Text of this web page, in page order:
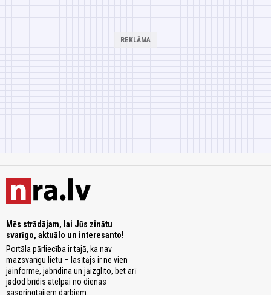
Mēs strādājam, lai Jūs zinātu
svarīgo, aktuālo un interesanto!
Portāla pārliecība ir tajā, ka nav
mazsvarīgu lietu – lasītājs ir ne vien
jāinformē, jābrīdina un jāizglīto, bet arī
jādod brīdis atelpai no dienas
saspringtajiem darbiem.